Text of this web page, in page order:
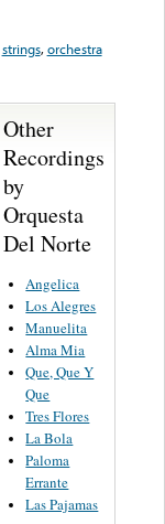
strings,orchestra
Other
Recordings
by
Orquesta
Del Norte
Angelica
Los Alegres
Manuelita
Alma Mia
Que, Que Y
Que
Tres Flores
La Bola
Paloma
Errante
Las Pajamas